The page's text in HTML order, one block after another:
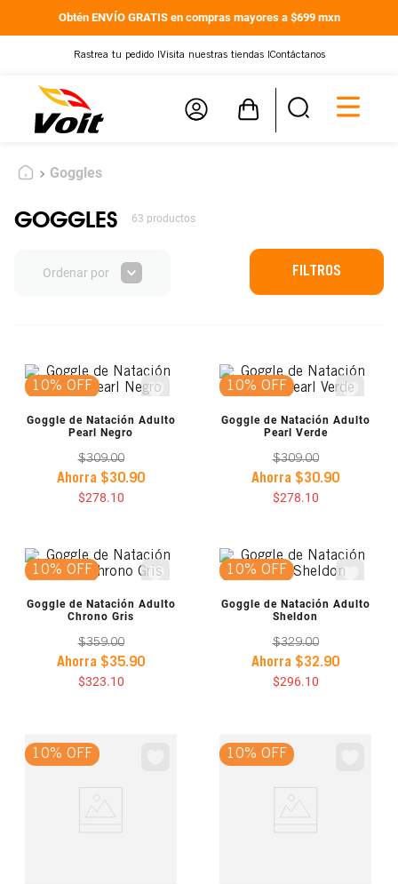
Obtén ENVÍO GRATIS en compras mayores a $699 mxn
Rastrea tu pedido | Visita nuestras tiendas | Contáctanos
Goggles
GOGGLES 63 productos
FILTROS
Ordenar por
10% OFF
VISTA PREVIA
Goggle de Natación Adulto
Pearl Negro
$309.00
Ahorra $30.90
$278.10
10% OFF
VISTA PREVIA
Goggle de Natación Adulto
Pearl Verde
$309.00
Ahorra $30.90
$278.10
10% OFF
VISTA PREVIA
Goggle de Natación Adulto
Chrono Gris
$359.00
Ahorra $35.90
$323.10
10% OFF
VISTA PREVIA
Goggle de Natación Adulto
Sheldon
$329.00
Ahorra $32.90
$296.10
10% OFF 10% OFF